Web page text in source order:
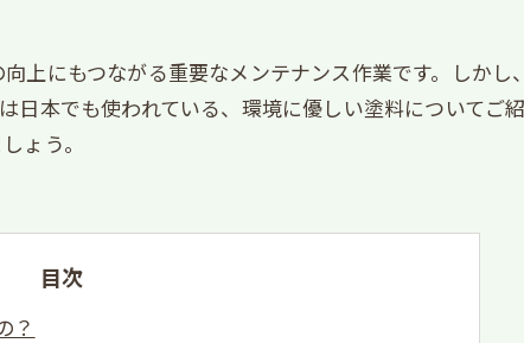
上にもつながる重要なメンテナンス作業です。しかし
本でも使われている、環境に優しい塗料についてご
ょう。
目次
？